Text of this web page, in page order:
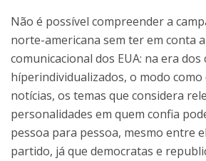
Não é possível compreender a
norte-americana sem ter em conta
comunicacional dos EUA: na era dos
híperindividualizados, o modo como
notícias, os temas que considera
personalidades em quem confia
pessoa para pessoa, mesmo entre
partido, já que democratas e